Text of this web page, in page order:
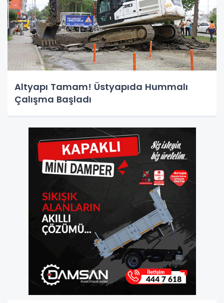
Altyapı Tamam! Üstyapıda Hummalı
Çalışma Başladı